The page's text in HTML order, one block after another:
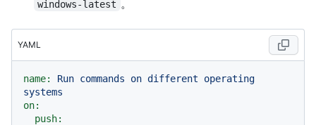
windows-latest 。
YAML
name: Run commands on different
operating
systems
on:
push: